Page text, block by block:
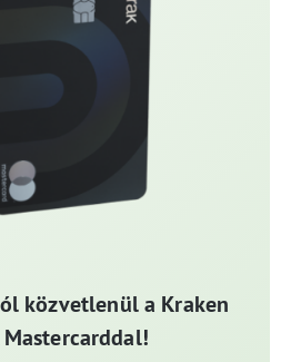
közvetlenül a Kraken
Mastercarddal!